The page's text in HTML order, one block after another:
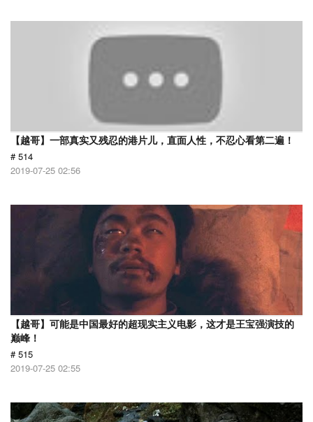
【越哥】一部真实又残忍的港片儿，直面人性，不忍心看第二遍！
# 514
2019-07-25 02:56
【越哥】可能是中国最好的超现实主义电影，这才是王宝强演技的
巅峰！
# 515
2019-07-25 02:55